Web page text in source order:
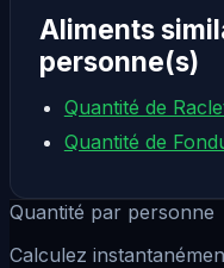
Aliments
personne(s)
Quantité de
Quantité de
Quantité par personne
Calculez